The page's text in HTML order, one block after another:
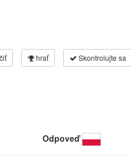
hrať Skontrolujte sa
Odpoveď